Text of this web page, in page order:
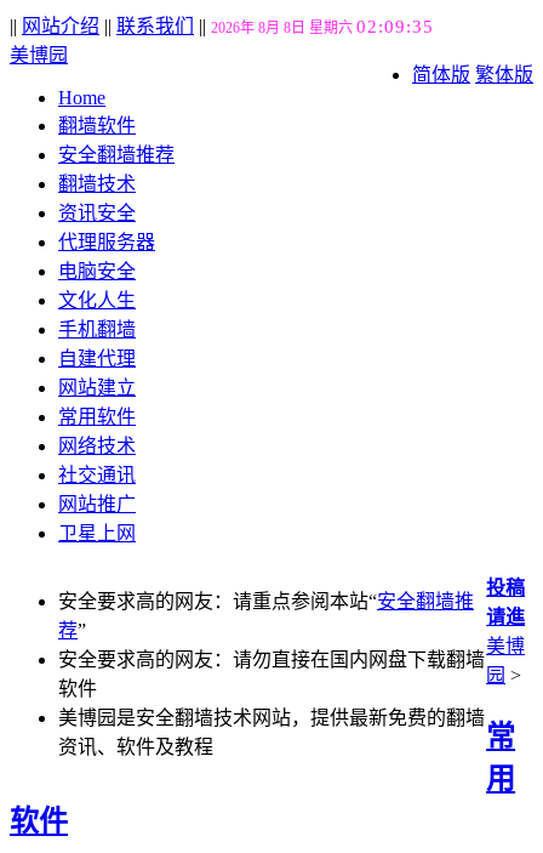
|| 网站介绍 || 联系我们 || 2026年 8月 8日 星期六 02:09:35
简体版 繁体版
美博园
Home
翻墙软件
安全翻墙推荐
翻墙技术
资讯安全
代理服务器
电脑安全
文化人生
手机翻墙
自建代理
网站建立
常用软件
网络技术
社交通讯
网站推广
卫星上网
安全要求高的网友：请重点参阅本站“安全翻墙推
荐”
安全要求高的网友：请勿直接在国内网盘下载翻墙
软件
美博园是安全翻墙技术网站，提供最新免费的翻墙
资讯、软件及教程
投稿
请進
美博
园 >
常
用
软件